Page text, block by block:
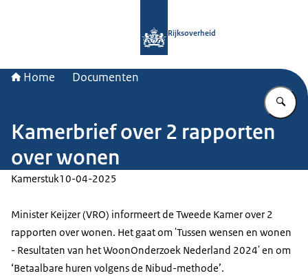
Rijksoverheid
Home Documenten
Kamerbrief over 2 rapporten
over wonen
Kamerstuk10-04-2025
Minister Keijzer (VRO) informeert de Tweede Kamer over 2
rapporten over wonen. Het gaat om 'Tussen wensen en wonen
- Resultaten van het WoonOnderzoek Nederland 2024' en om
‘Betaalbare huren volgens de Nibud-methode’.